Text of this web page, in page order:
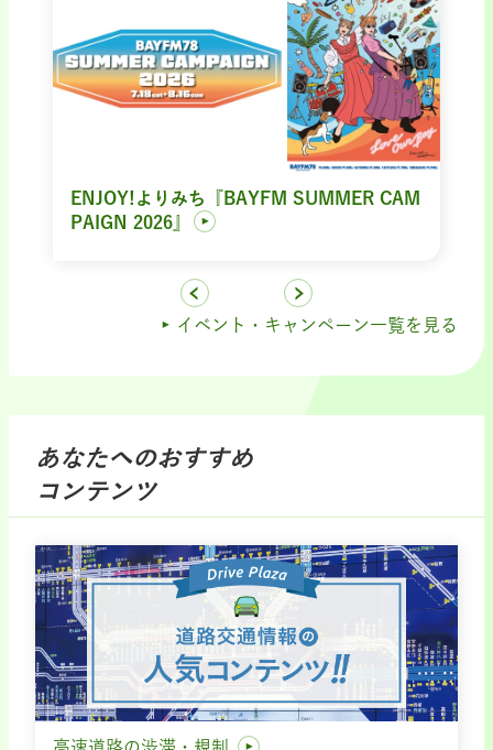
ENJOY!よりみち『BAYFM SUMMER CAM
PAIGN 2026』
イベント・キャンペーン一覧を見る
あなたへのおすすめ
コンテンツ